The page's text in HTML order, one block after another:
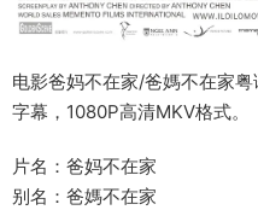
电影爸妈不在家/爸媽不在家
字幕，1080P高清MKV格式。
片名：爸妈不在家
别名：爸媽不在家